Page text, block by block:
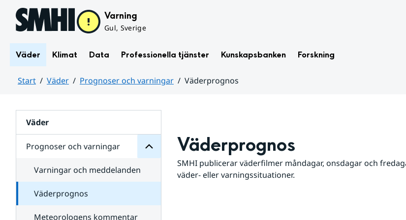
Hoppa till sidans innehåll Varning
Gul, Sverige
Väder Klimat Data Professionella tjänster Kunskapsbanken Forskning
Start Väder Prognoser och varningar
Väderprognos
Väder
Prognoser och varningar
för
varningar
Varningar och meddelanden
Väderprognos
Meteorologens kommentar
Väderprognos
SMHI publicerar väderfilmer måndagar, onsdagar och
väder- eller varningssituationer.